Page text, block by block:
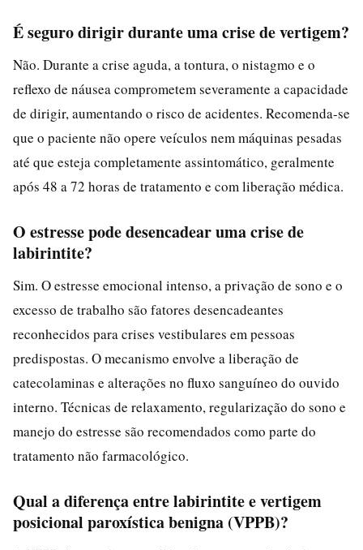
É seguro dirigir durante uma crise de vertigem?
Não. Durante a crise aguda, a tontura, o nistagmo e o
reflexo de náusea comprometem severamente a capacidade
de dirigir, aumentando o risco de acidentes. Recomenda-se
que o paciente não opere veículos nem máquinas pesadas
até que esteja completamente assintomático, geralmente
após 48 a 72 horas de tratamento e com liberação médica.
O estresse pode desencadear uma crise de
labirintite?
Sim. O estresse emocional intenso, a privação de sono e o
excesso de trabalho são fatores desencadeantes
reconhecidos para crises vestibulares em pessoas
predispostas. O mecanismo envolve a liberação de
catecolaminas e alterações no fluxo sanguíneo do ouvido
interno. Técnicas de relaxamento, regularização do sono e
manejo do estresse são recomendados como parte do
tratamento não farmacológico.
Qual a diferença entre labirintite e vertigem
posicional paroxística benigna (VPPB)?